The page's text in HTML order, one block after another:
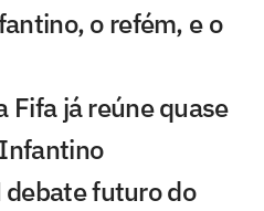
o refém, e o
Fifa já reúne quase
debate futuro do